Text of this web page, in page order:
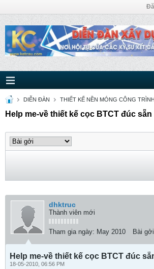
DIỄN ĐÀN THIẾT KẾ NỀN MÓNG CÔNG TRÌNH
Help me-về thiết kế cọc BTCT đúc sẵn
dhktruc
Thành viên mới
Tham gia ngày: May 2010 Bài
Help me-về thiết kế cọc BTCT đúc
18-05-2010, 06:56 PM